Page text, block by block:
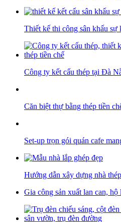
Thiết kế thi công sân khấu sự
Công ty kết cấu thép tại Đà
Căn biệt thự bằng thép tiền
Set-up trọn gói quán cafe
Hướng dẫn xây dựng nhà
Gia công sản xuất lan can,